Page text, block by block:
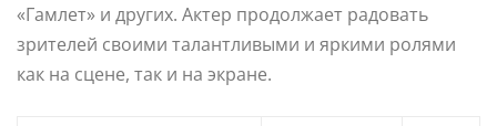
«Гамлет» и других. Актер продолжает радовать
зрителей своими талантливыми и яркими ролями
как на сцене, так и на экране.